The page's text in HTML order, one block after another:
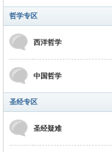
哲学专区
西洋哲学
中国哲学
圣经专区
圣经疑难